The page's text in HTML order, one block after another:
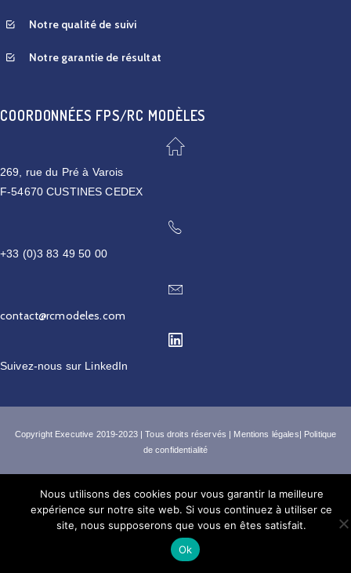
Notre qualité de suivi
Notre garantie de résultat
COORDONNÉES FPS/RC MODÈLES
269, rue du Pré à Varois
F-54670 CUSTINES CEDEX
+33 (0)3 83 49 50 00
contact@rcmodeles.com
Suivez-nous sur LinkedIn
Copyright Executive 2019-2023| Tous droits réservés | Mentions légales| Politique
de confidentialité
Nous utilisons des cookies pour vous garantir la meilleure
expérience sur notre site web. Si vous continuez à utiliser ce
site, nous supposerons que vous en êtes satisfait.
Ok